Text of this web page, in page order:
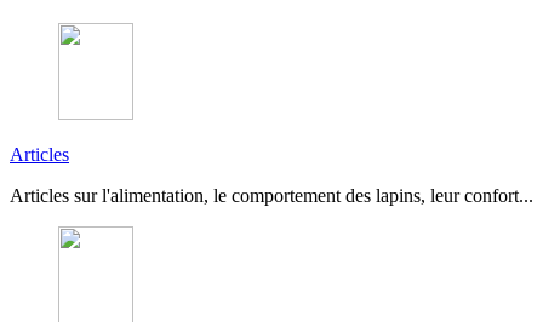
Articles
Articles sur l'alimentation, le comportement des lapins, leur confort...